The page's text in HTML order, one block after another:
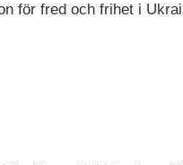
för fred och frihet i